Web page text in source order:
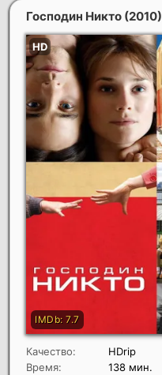
Господин Никто (2010)
Качество:
HDrip
Время:
138 мин.